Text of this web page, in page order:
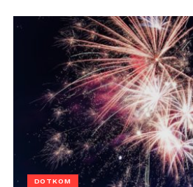
DOTKOM